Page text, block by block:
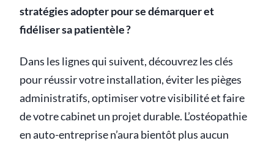
stratégies adopter pour se démarquer et
fidéliser sa patientèle ?
Dans les lignes qui suivent, découvrez les clés
pour réussir votre installation, éviter les pièges
administratifs, optimiser votre visibilité et faire
de votre cabinet un projet durable. L’ostéopathie
en auto-entreprise n’aura bientôt plus aucun